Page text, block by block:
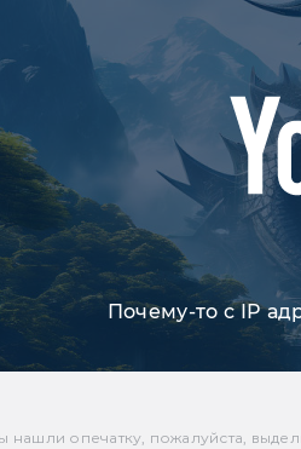
Почему-то с IP
нашли опечатку, пожалуйста,